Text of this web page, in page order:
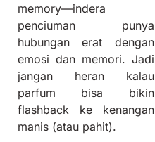
memory—indera
penciuman punya
hubungan erat dengan
emosi dan memori. Jadi
jangan heran kalau
parfum bisa bikin
flashback ke kenangan
manis (atau pahit).